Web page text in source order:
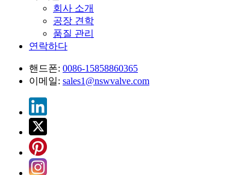
회사 소개
공장 견학
품질 관리
연락하다
핸드폰: 0086-15858860365
이메일: sales1@nswvalve.com